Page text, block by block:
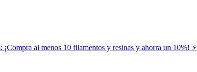
¡Compra al menos 10 filamentos y resinas y ahorra un 10%! ⚡️